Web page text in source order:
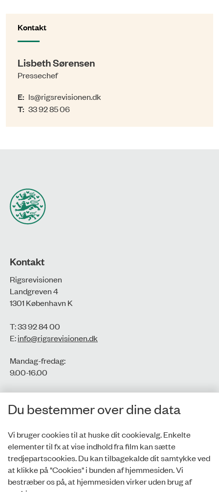
Kontakt
Lisbeth Sørensen
Pressechef
E: ls@rigsrevisionen.dk
T: 33 92 85 06
Kontakt
Rigsrevisionen
Landgreven 4
1301 København K
T: 33 92 84 00
E:info@rigsrevisionen.dk
Mandag-fredag:
9.00-16.00​
CVR-nr.: 77806113
EAN-nr.: 5798000016002
Privatlivspolitik
Whistleblowerordning
Tilgængelighedserklæring
Du bestemmer over dine data
Vi bruger cookies til at huske dit cookievalg. Enkelte
elementer til fx at vise indhold fra film kan sætte
tredjepartscookies. Du kan tilbagekalde dit samtykke ved
at klikke på "Cookies" i bunden af hjemmesiden. Vi
bestræber os på, at hjemmesiden virker uden brug af